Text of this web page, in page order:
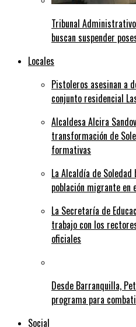
Tribunal
buscan suspender
Locales
Pistoleros asesinan a
conjunto residencial
Alcaldesa Alcira
transformación de
formativas
La Alcaldía de
población migrante en
La Secretaría de
trabajo con los
oficiales
Desde Barranquilla,
programa para
Social